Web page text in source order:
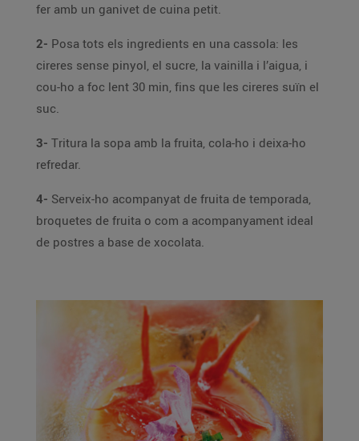
fer amb un ganivet de cuina petit.
2- Posa tots els ingredients en una cassola: les
cireres sense pinyol, el sucre, la vainilla i l’aigua, i
cou-ho a foc lent 30 min, fins que les cireres suïn el
suc.
3- Tritura la sopa amb la fruita, cola-ho i deixa-ho
refredar.
4- Serveix-ho acompanyat de fruita de temporada,
broquetes de fruita o com a acompanyament ideal
de postres a base de xocolata.